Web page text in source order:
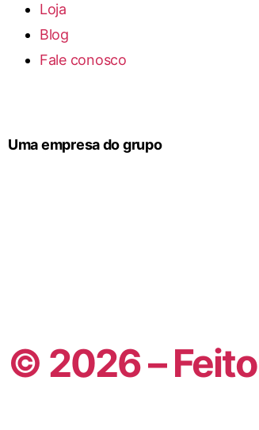
Loja
Blog
Fale conosco
Uma empresa do grupo
© 2026 –